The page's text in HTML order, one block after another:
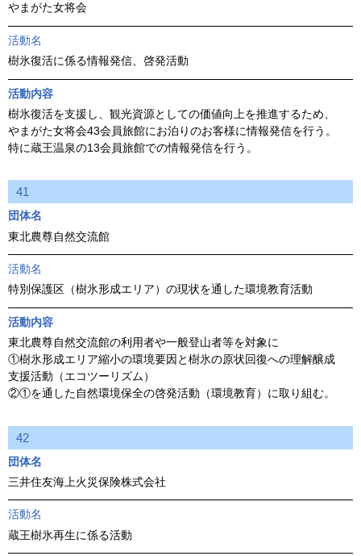
やまがた女将会
活動名
樹氷復活に係る情報発信、啓発活動
活動内容
樹氷復活を支援し、観光資源としての価値向上を推進するため、
やまがた女将会43会員旅館にお泊りのお客様に情報発信を行う。
特に蔵王温泉の13会員旅館での情報発信を行う。
41
団体名
東北農尊自然交流館
活動名
特別保護区（樹氷形成エリア）の現状を通した環境教育活動
活動内容
東北農尊自然交流館の利用者や一般登山者等を対象に
①樹氷形成エリア縮小の環境要因と樹氷の原状回復への理解醸成
支援活動（エコツーリズム）
②①を通した自然環境保全の啓発活動（環境教育）に取り組む。
42
団体名
三井住友海上火災保険株式会社
活動名
蔵王樹氷再生に係る活動